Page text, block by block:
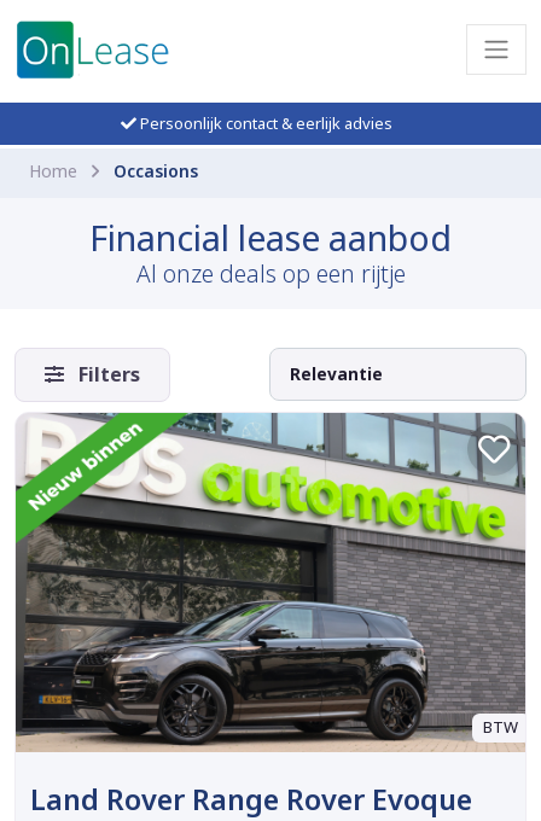
Persoonlijk contact & eerlijk advies
Home Occasions
Financial lease aanbod
Al onze deals op een rijtje
Filters
BTW
Land Rover Range Rover Evoque